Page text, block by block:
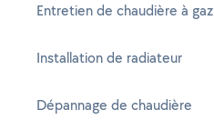
Entretien de chaudière à gaz
Installation de radiateur
Dépannage de chaudière